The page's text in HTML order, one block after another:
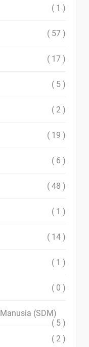
( 1 )
( 57 )
( 17 )
( 5 )
( 2 )
( 19 )
( 6 )
( 48 )
( 1 )
( 14 )
( 1 )
( 0 )
(SDM)
( 5 )
( 2 )